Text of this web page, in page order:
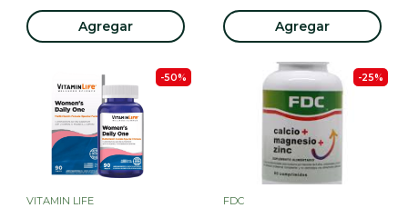
Agregar Agregar
-50%
VITAMIN LIFE
-25%
FDC